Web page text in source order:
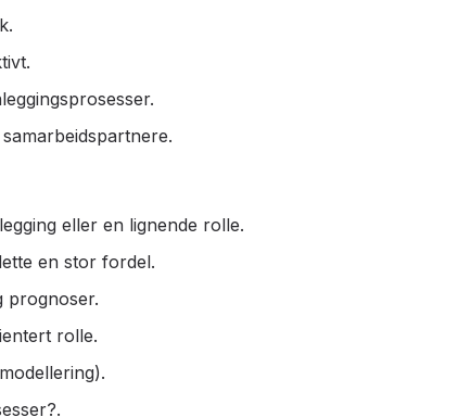
eller en lignende rolle.
en stor fordel.
prognoser.
rolle.